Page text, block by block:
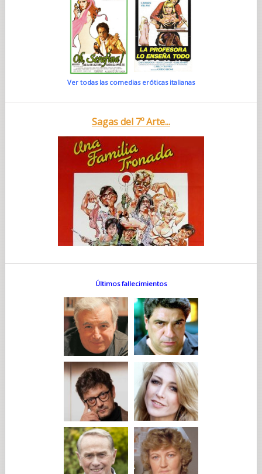
Ver todas las comedias eróticas italianas
Sagas del 7º Arte...
Últimos fallecimientos